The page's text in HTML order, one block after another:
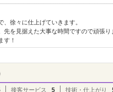
徐々に仕上げていきます。
を見据えた大事な時間ですので頑張り
す！
接客サービス 5 技術・仕上がり